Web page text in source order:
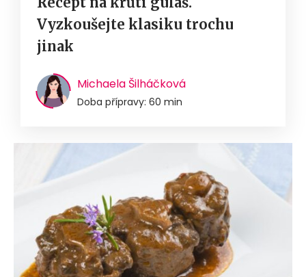
Vyzkoušejte klasiku trochu
jinak
Michaela Šilháčková
Doba přípravy: 60 min